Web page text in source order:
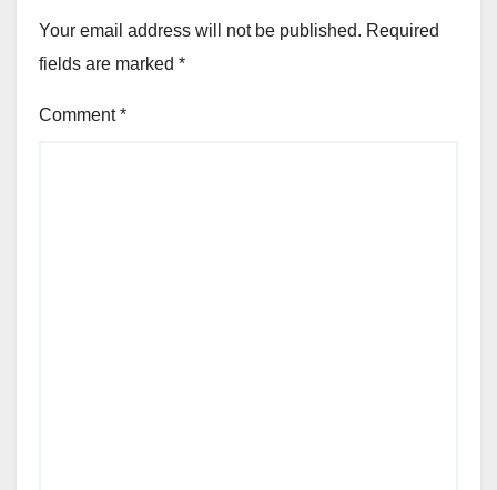
Your email address will not be published. Required
fields are marked *
Comment*